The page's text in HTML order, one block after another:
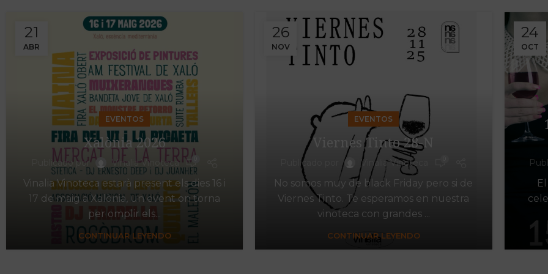
21
ABR
EVENTOS
Xalònia 2026
Publicado por Vinalia Vinoteca
Vinalia Vinoteca estarà present els dies 16 i
17 de maig a Xalònia, un event on torna
per omplir els...
CONTINUAR LEYENDO
26
NOV
EVENTOS
Viernes Tinto 28-N
Publicado por Vinalia Vinoteca
No somos muy de black Friday pero si de
Viernes Tinto. Te esperamos en nuestra
vinoteca con grandes ...
CONTINUAR LEYENDO
24
OCT